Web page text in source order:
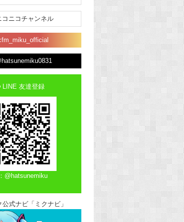
ニコチャンネル
LINE 友達登録
@hatsunemiku
式ナビ「ミクナビ」